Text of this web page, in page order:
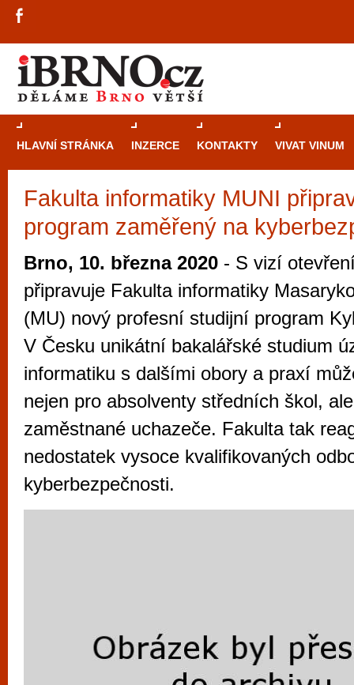
HLAVNÍ STRÁNKA INZERCE KONTAKTY VIVAT VINUM
Fakulta informatiky MUNI
program zaměřený na
Brno, 10. března 2020 - S vizí
připravuje Fakulta informatiky
(MU) nový profesní studijní program
V Česku unikátní bakalářské studium
informatiku s dalšími obory a praxí
nejen pro absolventy středních škol,
zaměstnané uchazeče. Fakulta tak
nedostatek vysoce kvalifikovaných
kyberbezpečnosti.
Průvodce
Brně: Od
Brno je
zajímavé
restaurace,
Mimo jiné je ale také místem, kde si
vyzkoušet různé kasinové hry. V
metropoli naleznete širokou nabídku her
po moderní automaty jak pro pravidelné
příležitostné hráče. V...